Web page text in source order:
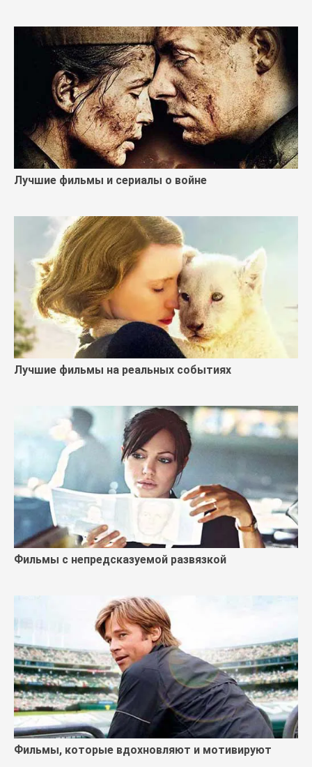
Лучшие фильмы и сериалы о войне
Лучшие фильмы на реальных событиях
Фильмы с непредсказуемой развязкой
Фильмы, которые вдохновляют и мотивируют